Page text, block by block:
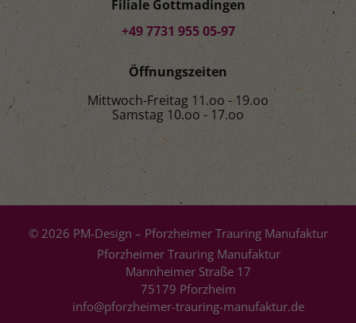
Filiale Gottmadingen
+49 7731 955 05-97
Öffnungszeiten
Mittwoch-Freitag 11.oo - 19.oo
Samstag 10.oo - 17.oo
© 2026 PM-Design – Pforzheimer Trauring Manufaktur
Pforzheimer Trauring Manufaktur
Mannheimer Straße 17
75179 Pforzheim
info@pforzheimer-trauring-manufaktur.de